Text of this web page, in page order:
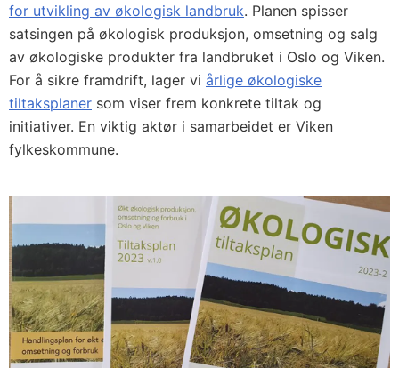
for utvikling av økologisk landbruk. Planen spisser
satsingen på økologisk produksjon, omsetning og salg
av økologiske produkter fra landbruket i Oslo og Viken.
For å sikre framdrift, lager vi årlige økologiske
tiltaksplaner som viser frem konkrete tiltak og
initiativer. En viktig aktør i samarbeidet er Viken
fylkeskommune.